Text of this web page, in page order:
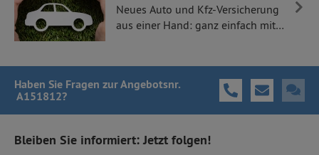
Neues Auto und Kfz-Versicherung
aus einer Hand: ganz einfach mit
Haben Sie Fragen zur Angebotsnr.
A151812?
Bleiben Sie informiert: Jetzt folgen!